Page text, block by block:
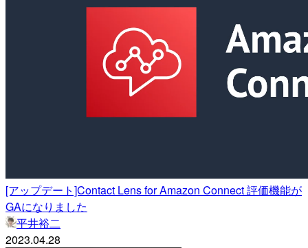
[アップデート]Contact Lens for Amazon Connect 評価機能が
GAになりました
平井裕二
2023.04.28